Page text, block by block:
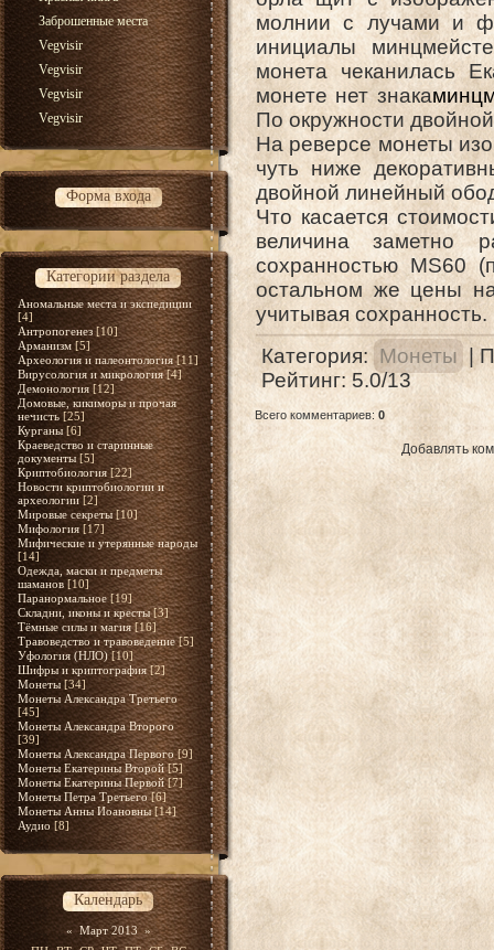
Заброшенные места
Vegvisir
Vegvisir
Vegvisir
Vegvisir
Форма входа
Категории раздела
Аномальные места и экспедиции
[4]
Антропогенез [10]
Арманизм [5]
Археология и палеонтология [11]
Вирусология и микрология [4]
Демонология [12]
Домовые, кикиморы и прочая
нечисть [25]
Курганы [6]
Краеведство и старинные
документы [5]
Криптобиология [22]
Новости криптобиологии и
археологии [2]
Мировые секреты [10]
Мифология [17]
Мифические и утерянные народы
[14]
Одежда, маски и предметы
шаманов [10]
Паранормальное [19]
Складни, иконы и кресты [3]
Тёмные силы и магия [16]
Травоведство и травоведение [5]
Уфология (НЛО) [10]
Шифры и криптография [2]
Монеты [34]
Монеты Александра Третьего
[45]
Монеты Александра Второго
[39]
Монеты Александра Первого [9]
Монеты Екатерины Второй [5]
Монеты Екатерины Первой [7]
Монеты Петра Третьего [6]
Монеты Анны Иоановны [14]
Аудио [8]
Календарь
« Март 2013 »
молнии с лучами и
инициалы
монета чеканилась
монете нет знака
По окружности
На реверсе монеты
чуть ниже
двойной линейный
Что касается
величина заметно
сохранностью MS60
остальном же цены
учитывая сохранность.
Категория: Монеты
Рейтинг: 5.0/13
Всего комментариев: 0
Добавлять